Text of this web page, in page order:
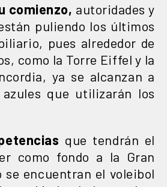
comienzo, autoridades y
puliendo los últimos
pues alrededor de
como la Torre Eiffel y la
ya se alcanzan a
que utilizarán los
que tendrán el
como fondo a la Gran
se encuentran el voleibol